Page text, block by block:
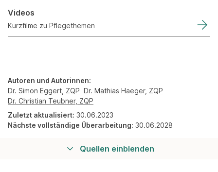
Videos
Kurzfilme zu Pflegethemen
Autoren und Autorinnen:
Dr. Simon Eggert, ZQP Dr. Mathias Haeger, ZQP
Dr. Christian Teubner, ZQP
Zuletzt aktualisiert: 30.06.2023
Nächste vollständige Überarbeitung: 30.06.2028
Quellen einblenden